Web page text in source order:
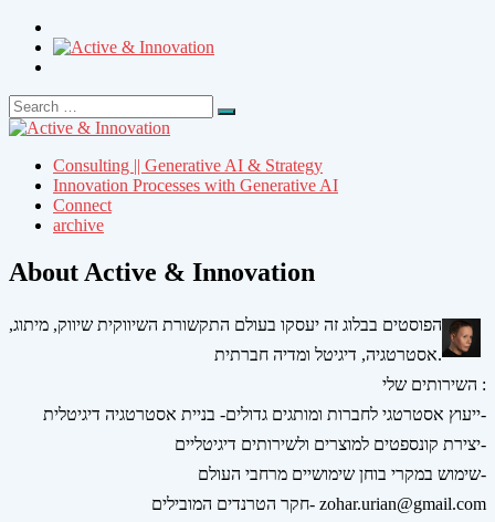
Search
for:
Search
Consulting || Generative AI & Strategy
Innovation Processes with Generative AI
Connect
archive
About Active & Innovation
הפוסטים בבלוג זה יעסקו בעולם התקשורת השיווקית שיווק, מיתוג,
אסטרטגיה, דיגיטל ומדיה חברתית.
השירותים שלי :
ייעוץ אסטרטגי לחברות ומותגים גדולים- בניית אסטרטגיה דיגיטלית-
יצירת קונספטים למוצרים ולשירותים דיגיטליים-
שימוש במקרי בוחן שימושיים מרחבי העולם-
חקר הטרנדים המובילים- zohar.urian@gmail.com